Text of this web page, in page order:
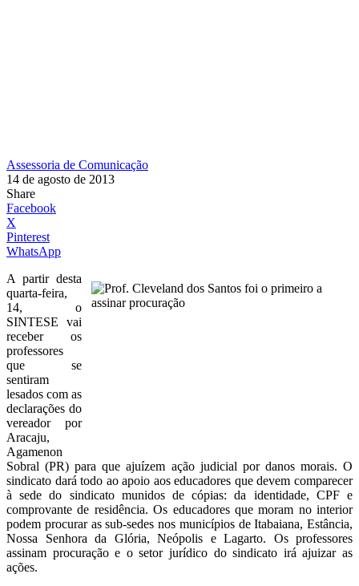
Assessoria de Comunicação
14 de agosto de 2013
Share
Facebook
X
Pinterest
WhatsApp
A partir desta
quarta-feira,
14, o
SINTESE vai
receber os
professores
que se
sentiram
lesados com as
declarações do
vereador por
Aracaju,
Agamenon
Sobral (PR) para que ajuízem ação judicial por danos morais. O
sindicato dará todo ao apoio aos educadores que devem comparecer
à sede do sindicato munidos de cópias: da identidade, CPF e
comprovante de residência. Os educadores que moram no interior
podem procurar as sub-sedes nos municípios de Itabaiana, Estância,
Nossa Senhora da Glória, Neópolis e Lagarto. Os professores
assinam procuração e o setor jurídico do sindicato irá ajuizar as
ações.